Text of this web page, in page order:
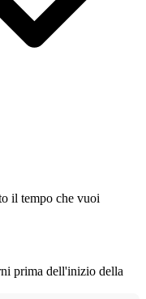
il tempo che vuoi
prima dell'inizio della